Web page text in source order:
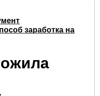
заработка на